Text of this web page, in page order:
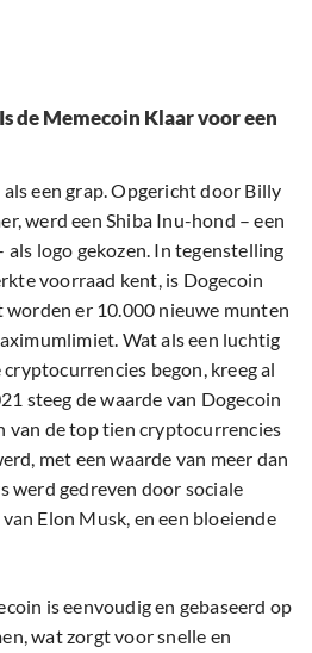
de Memecoin Klaar voor een
een grap. Opgericht door Billy
werd een Shiba Inu-hond – een
logo gekozen. In tegenstelling
voorraad kent, is Dogecoin
er 10.000 nieuwe munten
Wat als een luchtig
begon, kreeg al
steeg de waarde van Dogecoin
van de top tien cryptocurrencies
met een waarde van meer dan
werd gedreven door sociale
Elon Musk, en een bloeiende
is eenvoudig en gebaseerd op
wat zorgt voor snelle en